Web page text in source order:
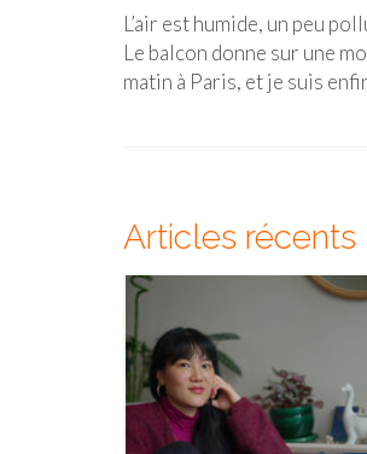
L’air est humide, un peu
Le balcon donne sur une
matin à Paris, et je suis
Articles récents